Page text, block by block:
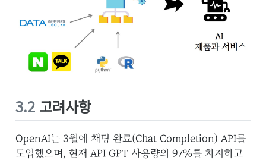
3.2고려사항
OpenAI는 3월에 채팅 완료(Chat Completion) API를
도입했으며, 현재 API GPT 사용량의 97%를 차지하고